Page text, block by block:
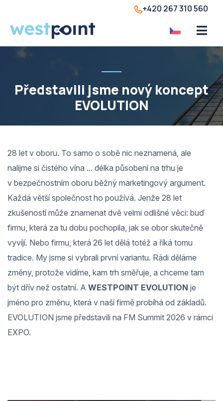
+420 267 310 560
Představili jsme nový koncept
EVOLUTION
28 let v oboru. To samo o sobě nic neznamená, ale
nalijme si čistého vína ... délka působení na trhu je
v bezpečnostním oboru běžný marketingový argument.
Každá větší společnost ho používá. Jenže 28 let
zkušeností může znamenat dvě velmi odlišné věci: buď
firmu, která za tu dobu pochopila, jak se obor skutečně
vyvíjí. Nebo firmu, která 26 let dělá totéž a říká tomu
tradice. My jsme si vybrali první variantu. Rádi děláme
změny, protože vidíme, kam trh směřuje, a chceme tam
být dřív než ostatní. A WESTPOINT EVOLUTION je
jméno pro změnu, která v naší firmě probíhá od základů.
EVOLUTION jsme představili na FM Summit 2026 v rámci
EXPO.